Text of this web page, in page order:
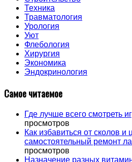
Техника
Травматология
Урология
Уют
Флебология
Хирургия
Экономика
Эндокринология
Самое читаемое
Где лучше всего смотреть
просмотров
Как избавиться от сколов и
самостоятельный ремонт
просмотров
Назначение разных